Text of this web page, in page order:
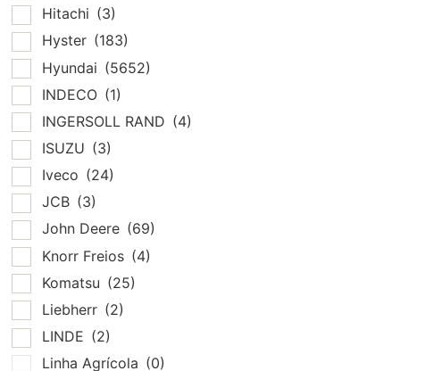
Hitachi (3)
Hyster (183)
Hyundai (5652)
INDECO (1)
INGERSOLL RAND (4)
ISUZU (3)
Iveco (24)
JCB (3)
John Deere (69)
Knorr Freios (4)
Komatsu (25)
Liebherr (2)
LINDE (2)
Linha Agrícola (0)